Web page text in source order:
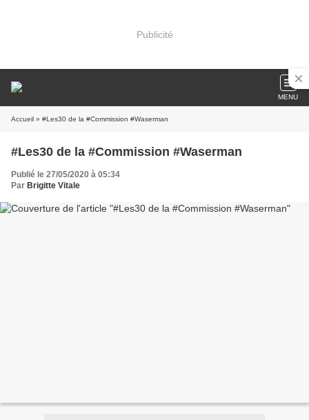
Publicité
MENU
Accueil » #Les30 de la #Commission #Waserman
#Les30 de la #Commission #Waserman
Publié le 27/05/2020 à 05:34
Par Brigitte Vitale